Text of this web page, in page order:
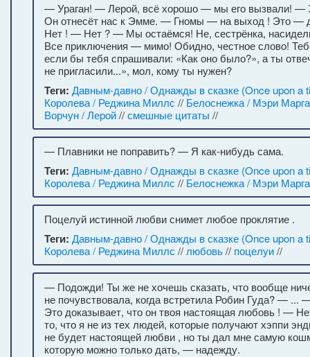
— Ураган! — Лерой, всё хорошо — мы его вызвали!
Он отнесёт нас к Эмме. — Гномы — на выход ! Это —
Нет ! — Нет ? — Мы остаёмся! Не, сестрёнка,
Все приключения — мимо! Обидно, честное слово!
если бы тебя спрашивали: «Как оно было?», а ты
не пригласили...», мол, кому ты нужен?
Теги: Давным-давно / Однажды в сказке (Once upon a
Королева / Реджина Миллс // Белоснежка / Мэри
Ворчун / Лерой//смешные цитаты //
— Плавники не поправить? — Я как-нибудь сама.
Теги: Давным-давно / Однажды в сказке (Once upon a
Королева / Реджина Миллс // Белоснежка / Мэри
Поцелуй истинной любви снимет любое проклятие .
Теги: Давным-давно / Однажды в сказке (Once upon a
Королева / Реджина Миллс // любовь// поцелуи//
— Подожди! Ты же не хочешь сказать, что вообще
не почувствовала, когда встретила Робин Гуда? —
Это доказывает, что он твоя настоящая любовь ! —
то, что я не из тех людей, которые получают хэппи
не будет настоящей любви , но ты дал мне самую
которую можно только дать, — надежду.